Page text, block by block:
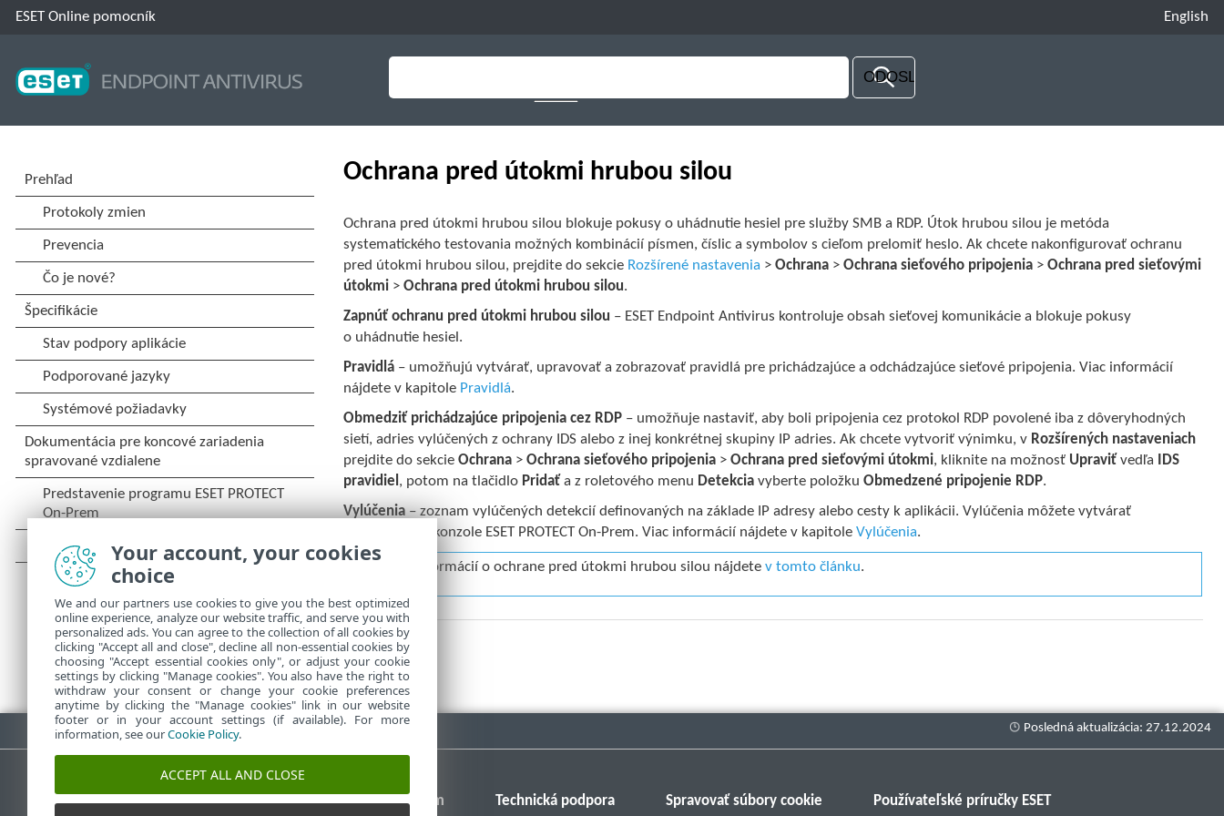
ESET Online pomocník English
Ochrana pred útokmi hrubou silou
Ochrana pred útokmi hrubou silou blokuje pokusy o uhádnutie hesiel pre služby SMB a RDP. Útok hrubou silou je metóda
systematického testovania možných kombinácií písmen, číslic a symbolov s cieľom prelomiť heslo. Ak chcete nakonfigurovať ochranu
pred útokmi hrubou silou, prejdite do sekcie Rozšírené nastavenia >Ochrana >Ochrana sieťového pripojenia >Ochrana pred sieťovými
útokmi >Ochrana pred útokmi hrubou silou.
Zapnúť ochranu pred útokmi hrubou silou – ESET Endpoint Antivirus kontroluje obsah sieťovej komunikácie a blokuje pokusy
o uhádnutie hesiel.
Pravidlá – umožňujú vytvárať, upravovať a zobrazovať pravidlá pre prichádzajúce a odchádzajúce sieťové pripojenia. Viac informácií
nájdete v kapitole Pravidlá.
Obmedziť prichádzajúce pripojenia cez RDP – umožňuje nastaviť, aby boli pripojenia cez protokol RDP povolené iba z dôveryhodných
sietí, adries vylúčených z ochrany IDS alebo z inej konkrétnej skupiny IP adries. Ak chcete vytvoriť výnimku, v Rozšírených nastaveniach
prejdite do sekcieOchrana >Ochrana sieťového pripojenia >Ochrana pred sieťovými útokmi, kliknite na možnosť Upraviť vedľa
IDS
pravidiel , potom na tlačidlo Pridať a z roletového menu Detekcia vyberte položkuObmedzené pripojenie RDP.
Vylúčenia– zoznam vylúčených detekcií definovaných na základe IP adresy alebo cesty k aplikácii. Vylúčenia môžete vytvárať
a upravovať v konzole ESET PROTECT On-Prem. Viac informácií nájdete v kapitoleVylúčenia.
Viac informácií o ochrane pred útokmi hrubou silou nájdetev tomto článku.
Stiahnuť PDF
Databáza znalostí ESET ESET Fórum Technická podpora Spravovať súbory cookie Používateľské príručky ESET
Your account, your cookies
choice
We and our partners use cookies to give you the best optimized
online experience, analyze our website traffic, and serve you with
personalized ads. You can agree to the collection of all cookies by
clicking "Accept all and close", decline all non-essential cookies by
choosing "Accept essential cookies only", or adjust your cookie
settings by clicking "Manage cookies". You also have the right to
withdraw your consent or change your cookie preferences
anytime by clicking the "Manage cookies" link in our website
footer or in your account settings (if available). For more
information, see ourCookie Policy.
ACCEPT ALL AND CLOSE